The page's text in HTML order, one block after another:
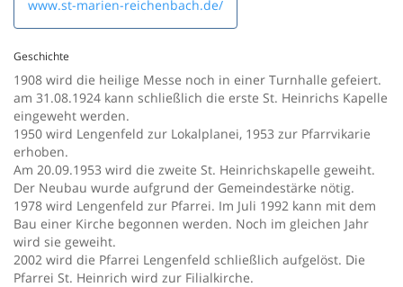
www.st-marien-reichenbach.de/
Geschichte
1908 wird die heilige Messe noch in einer Turnhalle gefeiert.
am 31.08.1924 kann schließlich die erste St. Heinrichs Kapelle
eingeweht werden.
1950 wird Lengenfeld zur Lokalplanei, 1953 zur Pfarrvikarie
erhoben.
Am 20.09.1953 wird die zweite St. Heinrichskapelle geweiht.
Der Neubau wurde aufgrund der Gemeindestärke nötig.
1978 wird Lengenfeld zur Pfarrei. Im Juli 1992 kann mit dem
Bau einer Kirche begonnen werden. Noch im gleichen Jahr
wird sie geweiht.
2002 wird die Pfarrei Lengenfeld schließlich aufgelöst. Die
Pfarrei St. Heinrich wird zur Filialkirche.